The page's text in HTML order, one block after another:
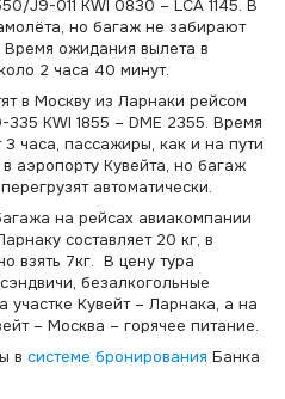
J9-011 KWI 0830 – LCA 1145. В
но багаж не забирают
Время ожидания вылета в
2 часа 40 минут.
в Москву из Ларнаки рейсом
KWI 1855 – DME 2355. Время
3 часа, пассажиры, как и на пути
аэропорту Кувейта, но багаж
автоматически.
на рейсах авиакомпании
составляет 20 кг, в
взять 7кг. В цену тура
безалкогольные
участке Кувейт – Ларнака, а на
– Москва – горячее питание.
в системе бронирования Банка